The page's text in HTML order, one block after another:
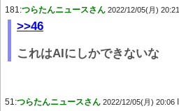
181:つらたんニュースさん 2022/12/05(月) 20:21
>>46
これはAIにしかできないな
51:つらたんニュースさん 2022/12/05(月) 20:06